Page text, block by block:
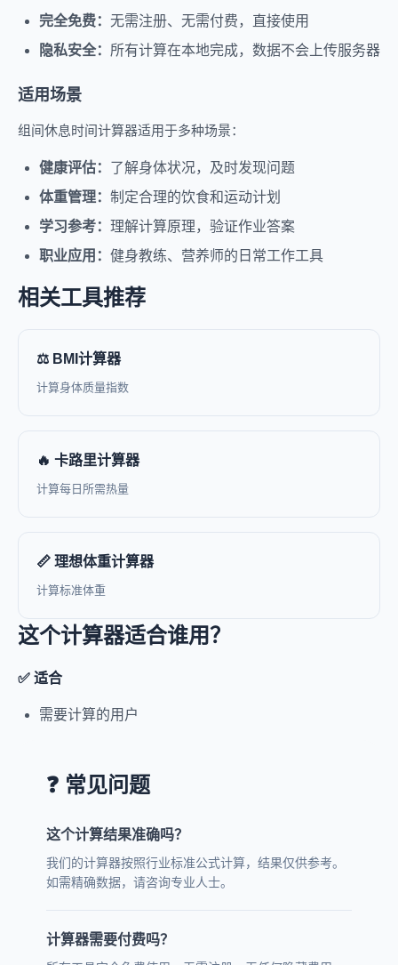
完全免费： 无需注册、无需付费，直接使用
隐私安全： 所有计算在本地完成，数据不会上传服务器
适用场景
组间休息时间计算器适用于多种场景：
健康评估： 了解身体状况，及时发现问题
体重管理： 制定合理的饮食和运动计划
学习参考： 理解计算原理，验证作业答案
职业应用： 健身教练、营养师的日常工作工具
相关工具推荐
⚖️ BMI计算器
计算身体质量指数
🔥 卡路里计算器
计算每日所需热量
📏 理想体重计算器
计算标准体重
这个计算器适合谁用？
✅ 适合
需要计算的用户
❓ 常见问题
这个计算结果准确吗？
我们的计算器按照行业标准公式计算，结果仅供参考。
如需精确数据，请咨询专业人士。
计算器需要付费吗？